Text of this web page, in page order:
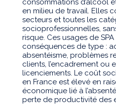
consommations d’alcool
en milieu de travail. Elles
secteurs et toutes les
socioprofessionnelles,
risque. Ces usages de
conséquences de type :
absentéisme, problèmes
clients, l’encadrement ou
licenciements. Le coût
en France est élevé en
économique lié à
perte de productivité des